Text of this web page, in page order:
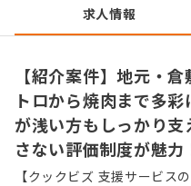
求人情報
【紹介案件】地元・
トロから焼肉まで多
が浅い方もしっかり
さない評価制度が魅力
【クックビズ 支援サービス